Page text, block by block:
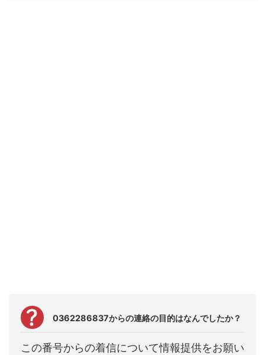
0362286837からの連絡の目的はなんでしたか？
この番号からの着信について情報提供をお願い